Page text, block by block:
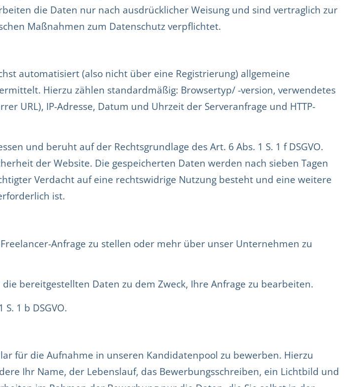
die Daten nur nach ausdrücklicher Weisung und sind vertraglich zur
Maßnahmen zum Datenschutz verpflichtet.
automatisiert (also nicht über eine Registrierung) allgemeine
Hierzu zählen standardmäßig: Browsertyp/ -version, verwendetes
URL), IP-Adresse, Datum und Uhrzeit der Serveranfrage und HTTP-
und beruht auf der Rechtsgrundlage des Art. 6 Abs. 1 S. 1 f DSGVO.
der Website. Die gespeicherten Daten werden nach sieben Tagen
Verdacht auf eine rechtswidrige Nutzung besteht und eine weitere
ist.
Anfrage zu stellen oder mehr über unser Unternehmen zu
bereitgestellten Daten zu dem Zweck, Ihre Anfrage zu bearbeiten.
1 b DSGVO.
für die Aufnahme in unseren Kandidatenpool zu bewerben. Hierzu
Ihr Name, der Lebenslauf, das Bewerbungsschreiben, ein Lichtbild und